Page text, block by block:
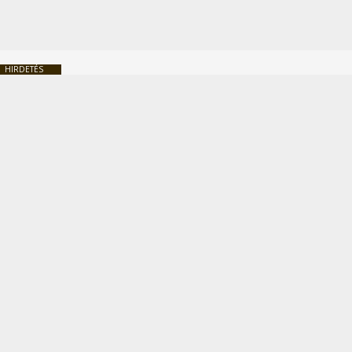
HIRDETÉS